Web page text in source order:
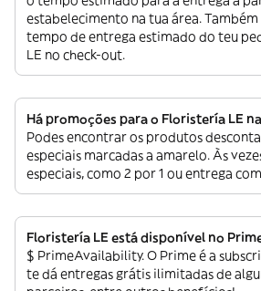
estabelecimento na tua área.
tempo de entrega estimado do teu
LE no check-out.
Há promoções para o Floristería LE
Podes encontrar os produtos
especiais marcadas a amarelo. Às
especiais, como 2 por 1 ou entrega
Floristería LE está disponível no
$ PrimeAvailability. O Prime é a
te dá entregas grátis ilimitadas de